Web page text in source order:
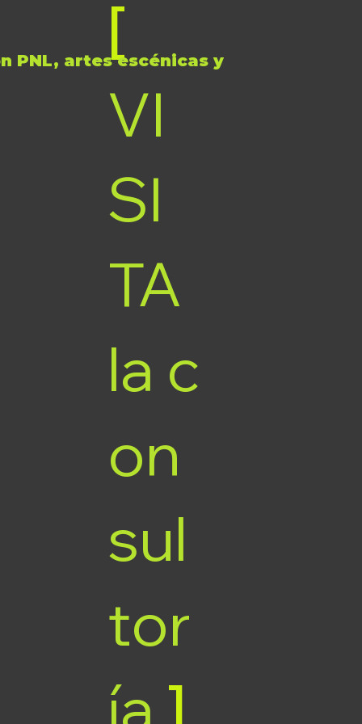
[
VI
SI
TA
la c
on
sul
tor
ía ]
PNL, artes escénicas y